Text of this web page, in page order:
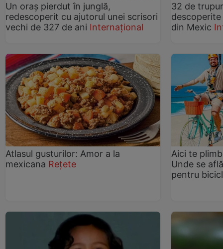
Un oraș pierdut în junglă,
redescoperit cu ajutorul unei scrisori
vechi de 327 de ani Internațional
32 de
din Mexic
Atlasul gusturilor: Amor a la
mexicana Rețete
Aici te
Unde se
pentru